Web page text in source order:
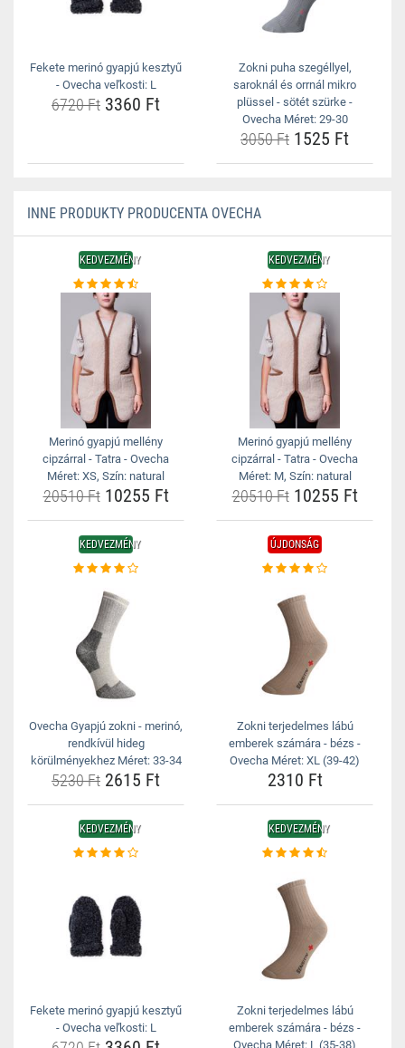
Fekete merinó gyapjú kesztyű
- Ovecha veľkosti: L
6720 Ft 3360 Ft
Zokni puha szegéllyel,
saroknál és orrnál mikro
plüssel - sötét szürke -
Ovecha Méret: 29-30
3050 Ft 1525 Ft
INNE PRODUKTY PRODUCENTA OVECHA
KEDVEZMÉNY
Merinó gyapjú mellény
cipzárral - Tatra - Ovecha
Méret: XS, Szín: natural
20510 Ft10255 Ft
KEDVEZMÉNY
Merinó gyapjú mellény
cipzárral - Tatra - Ovecha
Méret: M, Szín: natural
20510 Ft10255 Ft
KEDVEZMÉNY
Ovecha Gyapjú zokni - merinó,
rendkívül hideg
körülményekhez Méret: 33-34
5230 Ft 2615 Ft
ÚJDONSÁG
Zokni terjedelmes lábú
emberek számára - bézs -
Ovecha Méret: XL (39-42)
2310 Ft
KEDVEZMÉNY
Fekete merinó gyapjú kesztyű
- Ovecha veľkosti: L
KEDVEZMÉNY
Zokni terjedelmes lábú
emberek számára - bézs -
Ovecha Méret: L (35-38)